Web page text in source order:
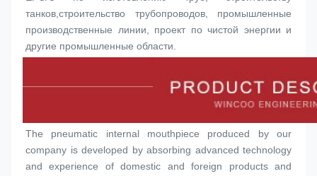
танков,строительство трубопроводов, промышленные
производственные линии, проект по чистой энергии и
другие промышленные области.
The pneumatic internal mouthpiece produced by our
company is developed by absorbing advanced technology
and experience of domestic and foreign products and